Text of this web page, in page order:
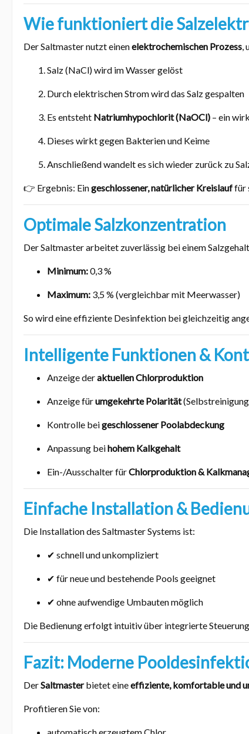
Wie funktioniert die
Der Saltmaster nutzt einenelektrochemischen Prozess,
Salz (NaCl) wird im Wasser gelöst
Durch elektrischen Strom wird das Salz gespalten
Es entsteht Natriumhypochlorit (NaOCl) – ein
Dieses wirkt gegen Bakterien und Keime
Anschließend wandelt es sich wieder zurück zu
👉 Ergebnis: Eingeschlossener, natürlicher Kreislauffür
Optimale Salzkonzentration
Der Saltmaster arbeitet zuverlässig bei einem
Minimum:0,3 %
Maximum: 3,5 % (vergleichbar mit Meerwasser)
So wird eine effiziente Desinfektion bei gleichzeitig
Intelligente Funktionen &
Anzeige deraktuellen Chlorproduktion
Anzeige fürumgekehrte Polarität
Kontrolle beigeschlossener Poolabdeckung
Anpassung beihohem Kalkgehalt
Ein-/Ausschalter fürChlorproduktion &
Einfache Installation &
Die Installation des Saltmaster Systems ist:
✔ schnell und unkompliziert
✔ für neue und bestehende Pools geeignet
✔ ohne aufwendige Umbauten möglich
Die Bedienung erfolgt intuitiv über integrierte
Fazit: Moderne
DerSaltmasterbietet eineeffiziente, komfortable und
Profitieren Sie von: